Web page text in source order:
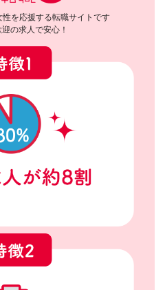
を応援する転職サイトです
の求人で安心！